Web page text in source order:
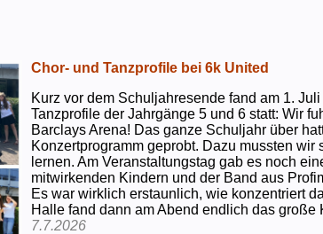
Chor- und Tanzprofile bei 6k United
Kurz vor dem Schuljahresende fand am 1.
Tanzprofile der Jahrgänge 5 und 6 statt: Wir
Barclays Arena! Das ganze Schuljahr über
Konzertprogramm geprobt. Dazu mussten wir
lernen. Am Veranstaltungstag gab es noch
mitwirkenden Kindern und der Band aus
Es war wirklich erstaunlich, wie konzentriert
Halle fand dann am Abend endlich das große
7.7.2026